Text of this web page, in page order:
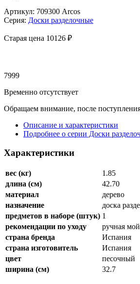
Артикул: 709300 Arcos
Серия: Доски разделочные
Старая цена 10126 ₽
7999
Временно отсутствует
Обращаем внимание, после
Описание и характеристики
Подробнее о серии Доски
Характеристики
вес (кг)
1.85
длина (см)
42.70
материал
дерево
назначение
доска
предметов в наборе (штук) 1
рекомендации по уходу
ручная
страна бренда
Испания
страна изготовитель
Испания
цвет
песочный
ширина (см)
32.7